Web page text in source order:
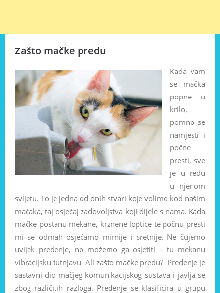
Zašto mačke predu
Kada vam
se mačka
popne u
krilo,
pomno se
namjesti i
počne
presti, sve
je u redu
u njenom
svijetu. To je jedna od onih stvari koje volimo kod našim
mačaka, taj osjećaj zadovoljstva koji dijele s nama. Kada
mačke postanu mekane, krznene loptice te počnu presti
mi se odmah osjećamo mirnije i sretnije. Ne čujemo
uvijek predenje, no možemo ga osjetiti – tu mekanu
vibracijsku tutnjavu. Ali zašto mačke predu? Predenje je
sastavni dio mačjeg komunikacijskog sustava i javlja se
zbog različitih razloga. Predenje se klasificira u grupu